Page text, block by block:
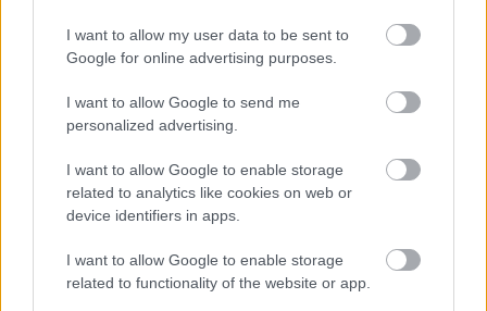
I want to allow my user data to be sent to
Google for online advertising purposes.
I want to allow Google to send me
personalized advertising.
I want to allow Google to enable storage
related to analytics like cookies on web or
device identifiers in apps.
I want to allow Google to enable storage
related to functionality of the website or app.